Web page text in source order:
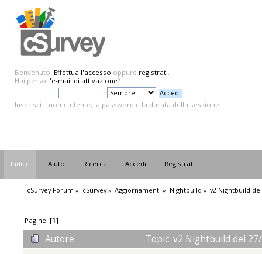
Benvenuto! Effettua l'accesso oppure registrati.
Hai perso l'e-mail di attivazione?
Inserisci il nome utente, la password e la durata della sessione.
Indice Aiuto Ricerca Accedi Registrati
cSurvey Forum » cSurvey» Aggiornamenti » Nightbuild » v2 Nightbuild
Pagine: [1]
Autore
Topic: v2 Nightbuild del